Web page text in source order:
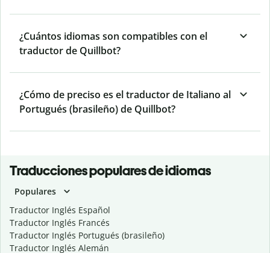
¿Cuántos idiomas son compatibles con el
traductor de Quillbot?
¿Cómo de preciso es el traductor de Italiano al
Portugués (brasileño) de Quillbot?
Traducciones populares de idiomas
Populares
Traductor Inglés Español
Traductor Inglés Francés
Traductor Inglés Portugués (brasileño)
Traductor Inglés Alemán